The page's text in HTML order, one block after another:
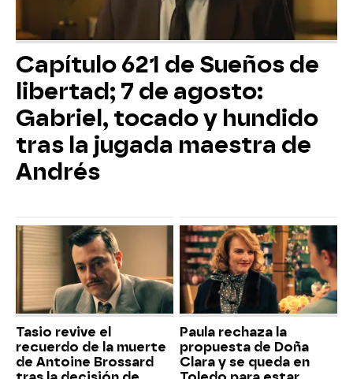
Capítulo 621 de Sueños de
libertad; 7 de agosto:
Gabriel, tocado y hundido
tras la jugada maestra de
Andrés
Tasio revive el
recuerdo de la muerte
de Antoine Brossard
Paula rechaza la
propuesta de Doña
Clara y se queda en